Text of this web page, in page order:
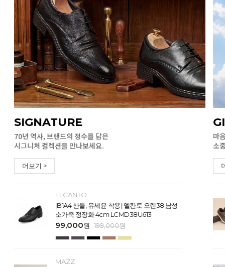
SIGNATURE
70년 역사, 브랜드의 정수를 담은
시그니처 컬렉션을 만나보세요.
더보기 >
ELCANTO
[B1A4 산들, 유세윤 착용] 엘칸토 오렌38 남성
소가죽 정장화 4cm LCMD38U613
99,000원 199,000원
MAZZ
마
소